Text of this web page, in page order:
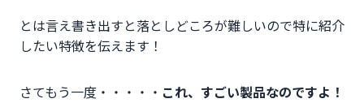
とは言え書き出すと落としどころが難しいので特に紹介
したい特徴を伝えます！
さてもう一度・・・・・ これ、すごい製品なのですよ！